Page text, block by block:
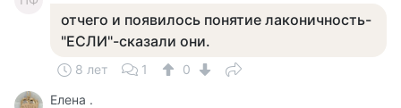
отчего и появилось понятие лаконичность-
"ЕСЛИ"-сказали они.
8 лет 1
0
Елена .